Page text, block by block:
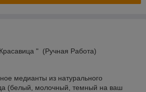
" (Ручная Работа)
медианты из натурального
(белый, молочный, темный на ваш